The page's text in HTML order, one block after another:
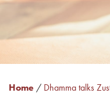
Home / Dhamma talks